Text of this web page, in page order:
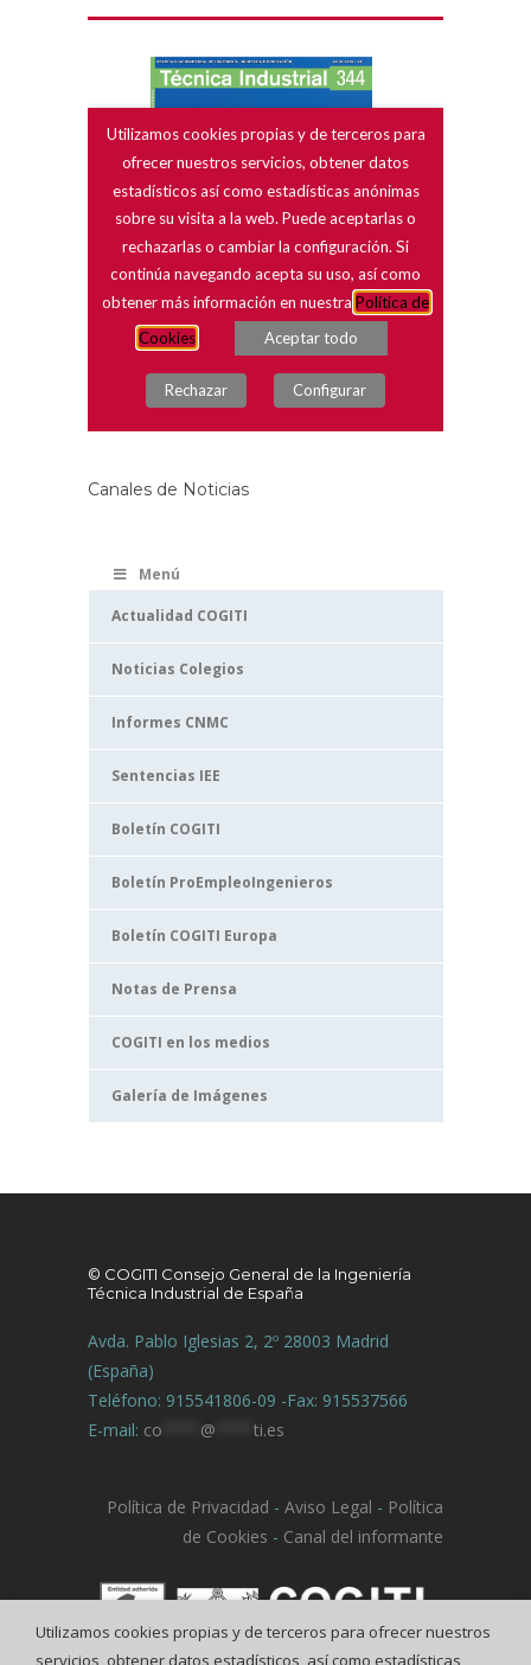
Canales de Noticias
Menú
Actualidad COGITI
Noticias Colegios
Informes CNMC
Sentencias IEE
Boletín COGITI
Boletín ProEmpleoIngenieros
Boletín COGITI Europa
Notas de Prensa
COGITI en los medios
Galería de Imágenes
© COGITI Consejo General de la Ingeniería
Técnica Industrial de España
Avda. Pablo Iglesias 2, 2º 28003 Madrid
(España)
Teléfono: 915541806-09 -Fax: 915537566
E-mail: co @ ti.es
Política de Privacidad - Aviso Legal - Política
de Cookies - Canal del informante
Utilizamos cookies propias y de terceros para ofrecer nuestros
servicios, obtener datos estadísticos, así como estadísticas